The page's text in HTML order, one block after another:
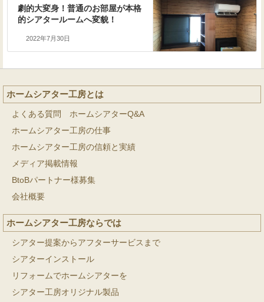
劇的大変身！普通のお部屋が本格
的シアタールームへ変貌！
2022年7月30日
ホームシアター工房とは
よくある質問 ホームシアターQ&A
ホームシアター工房の仕事
ホームシアター工房の信頼と実績
メディア掲載情報
BtoBパートナー様募集
会社概要
ホームシアター工房ならでは
シアター提案からアフターサービスまで
シアターインストール
リフォームでホームシアターを
シアター工房オリジナル製品